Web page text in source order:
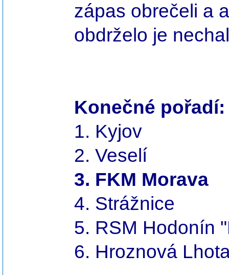
zápas obrečeli a
obdrželo je
Konečné pořadí:
1. Kyjov
2. Veselí
3. FKM Morava
4. Strážnice
5. RSM Hodonín
6. Hroznová